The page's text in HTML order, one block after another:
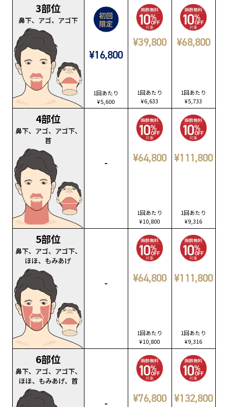
3部位
鼻下、アゴ、アゴ下
¥16,800
1回あたり
¥5,600
¥39,800
1回あたり
¥6,633
¥68,800
1回あたり
¥5,733
4部位
鼻下、アゴ、アゴ下、
首
- ¥64,800
1回あたり
¥10,800
¥111,800
1回あたり
¥9,316
5部位
鼻下、アゴ、アゴ下、
ほほ、もみあげ
- ¥64,800
1回あたり
¥10,800
¥111,800
1回あたり
¥9,316
6部位
鼻下、アゴ、アゴ下、
ほほ、もみあげ、首
- ¥76,800 ¥132,800